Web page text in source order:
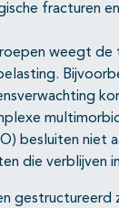
fracturen
weegt de
besluiten niet
die verblijven
gestructureerd